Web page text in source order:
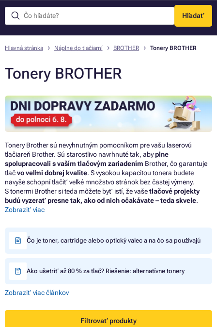
Hľadať
Menu
Hlavná stránka Náplne do tlačiarní BROTHER Tonery BROTHER
Tonery BROTHER
Tonery Brother sú nevyhnutným pomocníkom pre vašu laserovú
tlačiareň Brother. Sú starostlivo navrhnuté tak, abyplne
spolupracovali s vaším tlačovým zariadením Brother, čo garantuje
tlačvo veľmi dobrej kvalite. S vysokou kapacitou tonera budete
navyše schopní tlačiť veľké množstvo stránok bez častej výmeny.
S tonermi Brother si teda môžete byť istí, že vašetlačové projekty
budú vyzerať presne tak, ako od nich očakávate–teda skvele.
Zobraziť viac
Čo je toner, cartridge alebo optický valec a na čo sa používajú
Ako ušetriť až 80 % za tlač? Riešenie: alternatívne tonery
Zobraziť viac článkov
Filtrovať produkty